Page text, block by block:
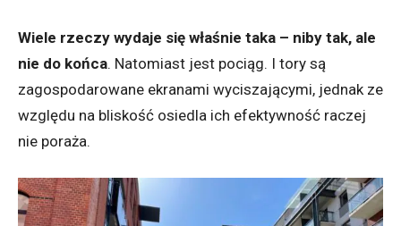
Wiele rzeczy wydaje się właśnie taka – niby tak, ale
nie do końca. Natomiast jest pociąg. I tory są
zagospodarowane ekranami wyciszającymi, jednak ze
względu na bliskość osiedla ich efektywność raczej
nie poraża.